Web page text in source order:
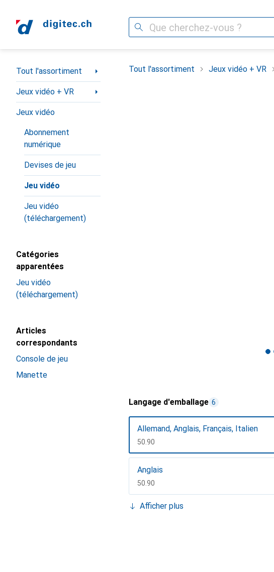
Recherche
Navigation par catégorie
Tout l'assortiment
Jeux vidéo + VR
Jeux vidéo
Abonnement
numérique
Devises de jeu
Jeu vidéo
Jeu vidéo
(téléchargement)
Catégories
apparentées
Jeu vidéo
(téléchargement)
Articles
correspondants
Console de jeu
Manette
Tout l'assortiment Jeux vidéo + VR
Langage d'emballage 6
Allemand, Anglais, Français, Italien
CHF
50.90
Anglais
CHF
50.90
Français
CHF
65.90
Afficher plus